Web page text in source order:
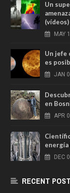
Un
(vídeos)
MAY
Un jefe
es
JAN
en
APR
energía
DEC
RECENT